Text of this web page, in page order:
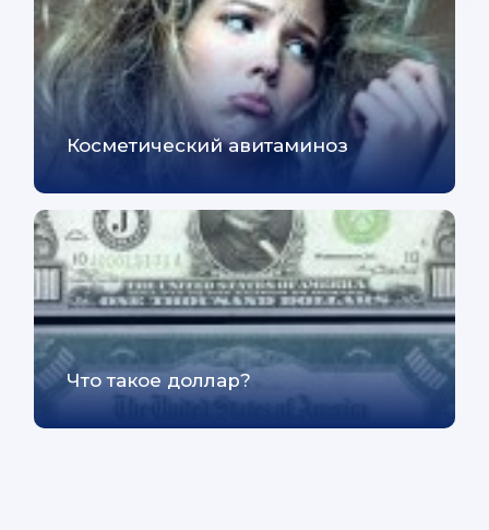
Косметический авитаминоз
Что такое доллар?